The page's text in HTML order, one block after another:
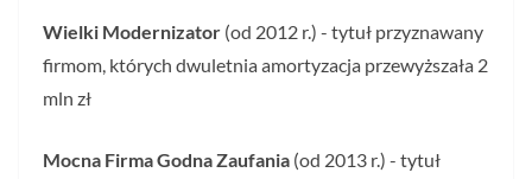
Wielki Modernizator (od 2012 r.) - tytuł przyznawany
firmom, których dwuletnia amortyzacja przewyższała 2
mln zł
Mocna Firma Godna Zaufania (od 2013 r.) - tytuł